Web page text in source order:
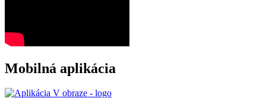
Mobilná aplikácia